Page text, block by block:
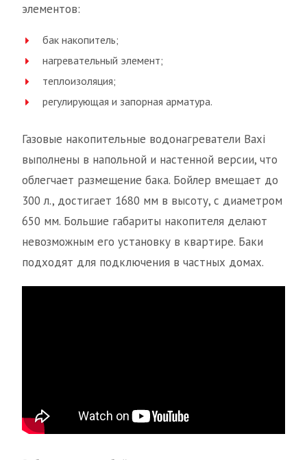
элементов:
бак накопитель;
нагревательный элемент;
теплоизоляция;
регулирующая и запорная арматура.
Газовые накопительные водонагреватели Baxi
выполнены в напольной и настенной версии, что
облегчает размещение бака. Бойлер вмещает до
300 л., достигает 1680 мм в высоту, с диаметром
650 мм. Большие габариты накопителя делают
невозможным его установку в квартире. Баки
подходят для подключения в частных домах.